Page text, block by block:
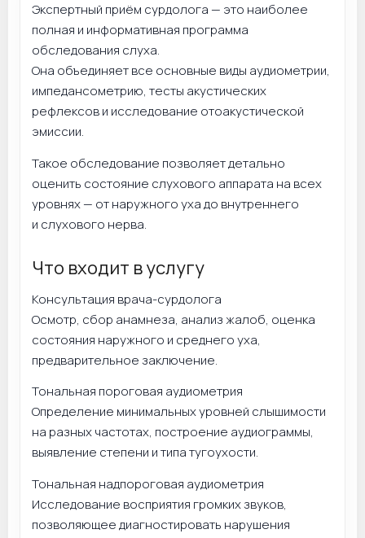
Экспертный приём сурдолога — это наиболее
полная и информативная программа
обследования слуха.
Она объединяет все основные виды аудиометрии,
импедансометрию, тесты акустических
рефлексов и исследование отоакустической
эмиссии.
Такое обследование позволяет детально
оценить состояние слухового аппарата на всех
уровнях — от наружного уха до внутреннего
и слухового нерва.
Что входит в услугу
Консультация врача-сурдолога
Осмотр, сбор анамнеза, анализ жалоб, оценка
состояния наружного и среднего уха,
предварительное заключение.
Тональная пороговая аудиометрия
Определение минимальных уровней слышимости
на разных частотах, построение аудиограммы,
выявление степени и типа тугоухости.
Тональная надпороговая аудиометрия
Исследование восприятия громких звуков,
позволяющее диагностировать нарушения